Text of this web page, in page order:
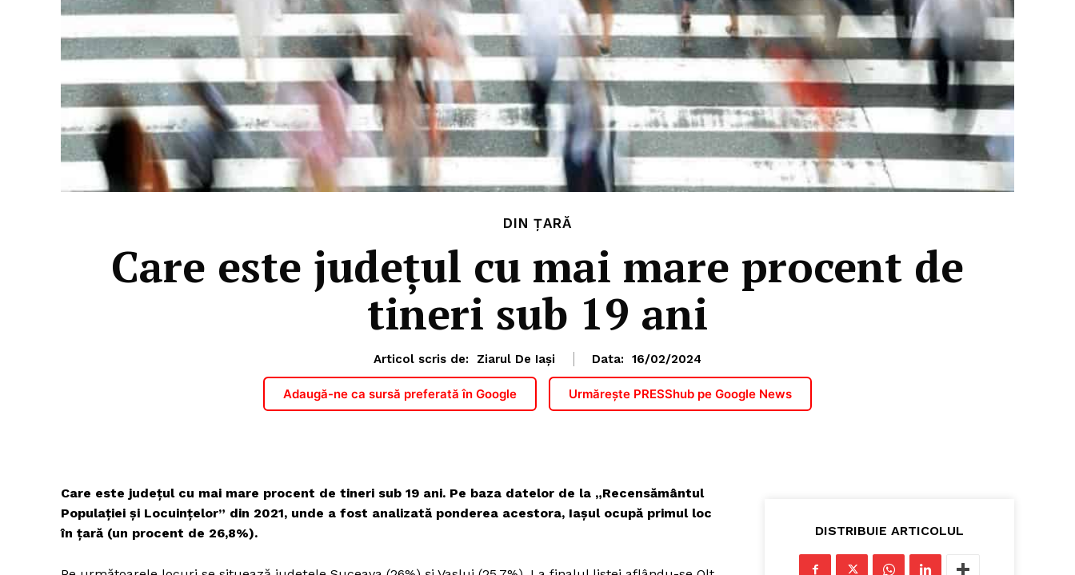
DIN ȚARĂ
Care este județul cu mai mare procent de
tineri sub 19 ani
Articol scris de: Ziarul De Iași Data: 16/02/2024
Adaugă-ne ca sursă preferată în Google Urmărește PRESShub pe Google News
Care este județul cu mai mare procent de tineri sub 19 ani. Pe baza datelor de la „Recensământul
Populației și Locuințelor” din 2021, unde a fost analizată ponderea acestora, Iașul ocupă primul loc
în țară (un procent de 26,8%).
DISTRIBUIE ARTICOLUL